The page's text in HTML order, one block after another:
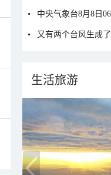
又有两个台风生成了
生活旅游